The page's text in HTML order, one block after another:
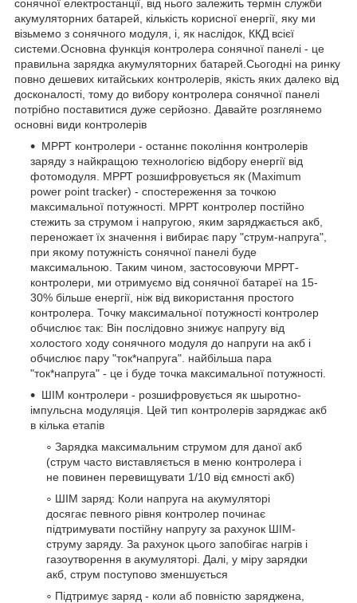
сонячної електростанції, від нього залежить термін служби
акумуляторних батарей, кількість корисної енергії, яку ми
візьмемо з сонячного модуля, і, як наслідок, ККД всієї
системи.Основна функція контролера сонячної панелі - це
правильна зарядка акумуляторних батарей.Сьогодні на ринку
повно дешевих китайських контролерів, якість яких далеко від
досконалості, тому до вибору контролера сонячної панелі
потрібно поставитися дуже серйозно. Давайте розглянемо
основні види контролерів
МРРТ контролери - останнє покоління контролерів
заряду з найкращою технологією відбору енергії від
фотомодуля. МРРТ розшифровується як (Maximum
power point tracker) - спостереження за точкою
максимальної потужності. МРРТ контролер постійно
стежить за струмом і напругою, яким заряджається акб,
переножает їх значення і вибирає пару "струм-напруга",
при якому потужність сонячної панелі буде
максимальною. Таким чином, застосовуючи МРРТ-
контролери, ми отримуємо від сонячної батареї на 15-
30% більше енергії, ніж від використання простого
контролера. Точку максимальної потужності контролер
обчислює так: Він послідовно знижує напругу від
холостого ходу сонячного модуля до напруги на акб і
обчислює пару "ток*напруга". найбільша пара
"ток*напруга" - це і буде точка максимальної потужності.
ШІМ контролери - розшифровується як шыротно-
імпульсна модуляція. Цей тип контролерів заряджає акб
в кілька етапів
Зарядка максимальним струмом для даної акб
(струм часто виставляється в меню контролера і
не повинен перевищувати 1/10 від ємності акб)
ШІМ заряд: Коли напруга на акумуляторі
досягає певного рівня контролер починає
підтримувати постійну напругу за рахунок ШІМ-
струму заряду. За рахунок цього запобігає нагрів і
газоутворення в акумуляторі. Далі, у міру зарядки
акб, струм поступово зменшується
Підтримує заряд - коли аб повністю заряджена,